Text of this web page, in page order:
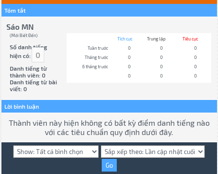
Tóm tắt
Sáo MN
(Mới Biết Đến)
Số danh tiếng
hiện có:
0
Danh tiếng từ
thành viên: 0
Danh tiếng từ bài
viết: 0
Tích cực Trung lập
Tiêu cực
Tuần trước
0 0
0
Tháng trước
0 0
0
6 tháng trước
0 0
0
0
0 0
Lời bình luận
Thành viên này hiện không có bất kỳ điểm danh tiếng nào
với các tiêu chuẩn quy định dưới đây.